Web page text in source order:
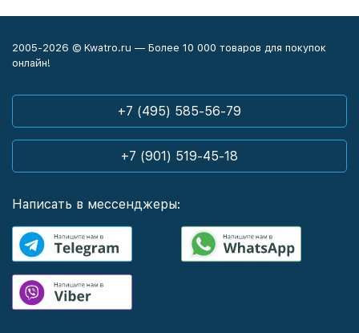
2005-2026 © Kwatro.ru — Более 10 000 товаров для покупок
онлайн!
+7 (495) 585-56-79
+7 (901) 519-45-18
Написать в мессенджеры: